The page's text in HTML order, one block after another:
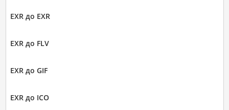
EXR до EXR
EXR до FLV
EXR до GIF
EXR до ICO